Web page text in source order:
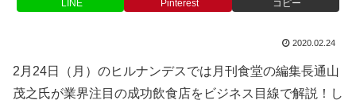
LINE Pinterest コピー
2020.02.24
2月24日（月）のヒルナンデスでは月刊食堂の編集長通山
茂之氏が業界注目の成功飲食店をビジネス目線で解説！し